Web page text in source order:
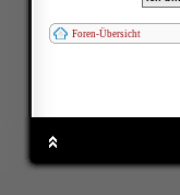
Foren-Übersicht